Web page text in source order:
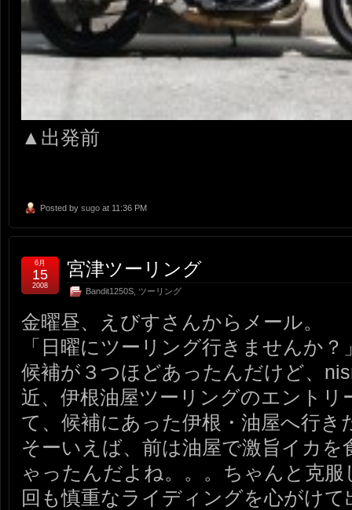
▲出発前
Posted by sugo at 11:36 PM
宮津ツーリング
Bandit1250S ツーリング
6月
15
2008
金曜昼、えびすさんからメール。
「日曜にツーリング行きませんか
候補が３つほどあったんだけど、
近、伊根油屋ツーリングのエント
て、候補にあった伊根・油屋へ行き
そーいえば、前は油屋で激旨イカ
ゃったんだよね。。。ちゃんと克
回も慎重なライディングを心がけて